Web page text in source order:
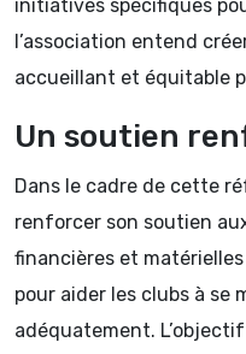
initiatives spécifiques
l’association entend
accueillant et équitable
Un soutien
Dans le cadre de cette
renforcer son soutien
financières et
pour aider les clubs à se
adéquatement.